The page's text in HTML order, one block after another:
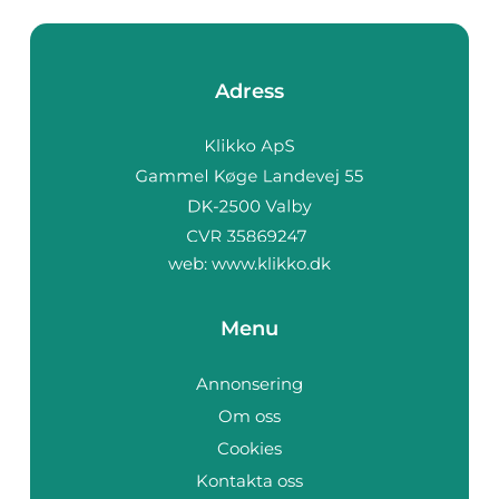
Adress
web: www.klikko.dk
Menu
Annonsering
Om oss
Cookies
Kontakta oss